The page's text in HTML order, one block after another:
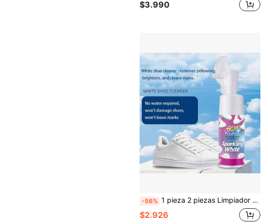
$3.990
-56% 1 pieza 2 piezas Limpiador de zapatos blanco al por mayor, quitamanchas y blanqueador para zapatos y zapatillas, agente de limpieza de zapatos blancos, agente de limpieza en seco con espuma.
$2.926